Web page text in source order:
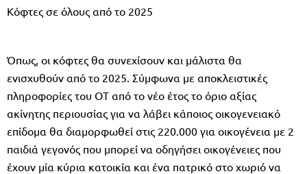
Κόφτες σε όλους από το 2025
Όπως, οι κόφτες θα συνεχίσουν και μάλιστα θα
ενισχυθούν από το 2025. Σύμφωνα με αποκλειστικές
πληροφορίες του ΟΤ από το νέο έτος το όριο αξίας
ακίνητης περιουσίας για να λάβει κάποιος οικογενειακό
επίδομα θα διαμορφωθεί στις 220.000 για οικογένεια με 2
παιδιά γεγονός που μπορεί να οδηγήσει οικογένειες που
έχουν μία κύρια κατοικία και ένα πατρικό στο χωριό να